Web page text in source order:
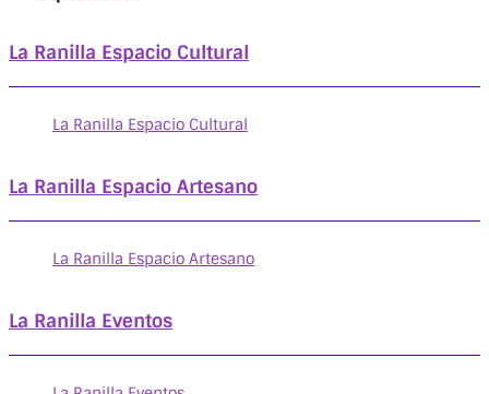
La Ranilla Espacio Cultural
La Ranilla Espacio Cultural
La Ranilla Espacio Artesano
La Ranilla Espacio Artesano
La Ranilla Eventos